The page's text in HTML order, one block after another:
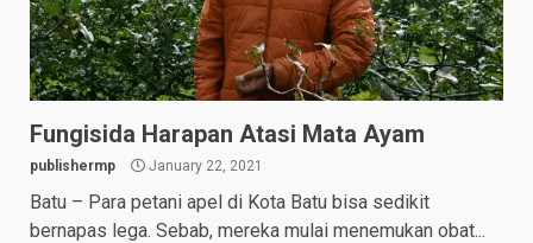
Fungisida Harapan Atasi Mata Ayam
publishermp January 22, 2021
Batu – Para petani apel di Kota Batu bisa sedikit
bernapas lega. Sebab, mereka mulai menemukan obat...